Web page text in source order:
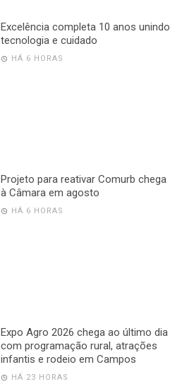
Excelência completa 10 anos unindo
tecnologia e cuidado
HÁ 6 HORAS
Projeto para reativar Comurb chega
à Câmara em agosto
HÁ 6 HORAS
Expo Agro 2026 chega ao último dia
com programação rural, atrações
infantis e rodeio em Campos
HÁ 23 HORAS